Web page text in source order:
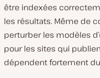
être indexées
les résultats. Même de
perturber les modèles
pour les sites qui
dépendent fortement